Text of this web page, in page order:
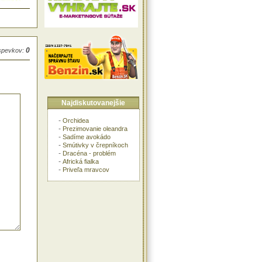
0
Najdiskutovanejšie
- Orchidea
- Prezimovanie oleandra
- Sadíme avokádo
- Smútivky v črepníkoch
- Dracéna - problém
- Africká fialka
- Priveľa mravcov